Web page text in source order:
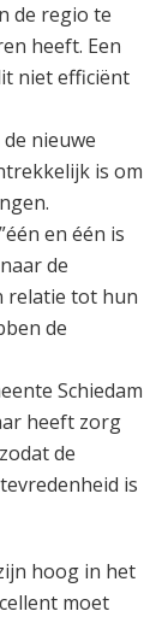
de regio te
heeft. Een
niet efficiënt
nieuwe
is om
en één is
de
relatie tot hun
de
Schiedam
heeft zorg
de
is
hoog in het
moet